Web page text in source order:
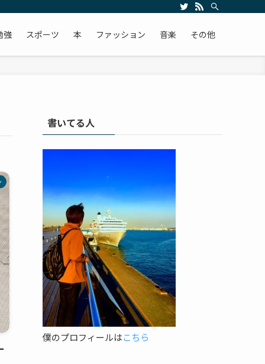
強 スポーツ 本 ファッション 音楽 その他
書いてる人
僕のプロフィールはこちら